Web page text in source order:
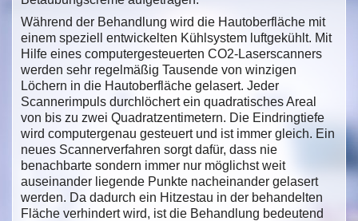
Während der Behandlung wird die Hautoberfläche mit
einem speziell entwickelten Kühlsystem luftgekühlt. Mit
Hilfe eines computergesteuerten CO2-Laserscanners
werden sehr regelmäßig Tausende von winzigen
Löchern in die Hautoberfläche gelasert. Jeder
Scannerimpuls durchlöchert ein quadratisches Areal
von bis zu zwei Quadratzentimetern. Die Eindringtiefe
wird computergenau gesteuert und ist immer gleich. Ein
neues Scannerverfahren sorgt dafür, dass nie
benachbarte sondern immer nur möglichst weit
auseinander liegende Punkte nacheinander gelasert
werden. Da dadurch ein Hitzestau in der behandelten
Fläche verhindert wird, ist die Behandlung bedeutend